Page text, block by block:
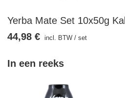
Yerba Mate Set 10x50g
In een reeks
44,98 € incl. BTW / set